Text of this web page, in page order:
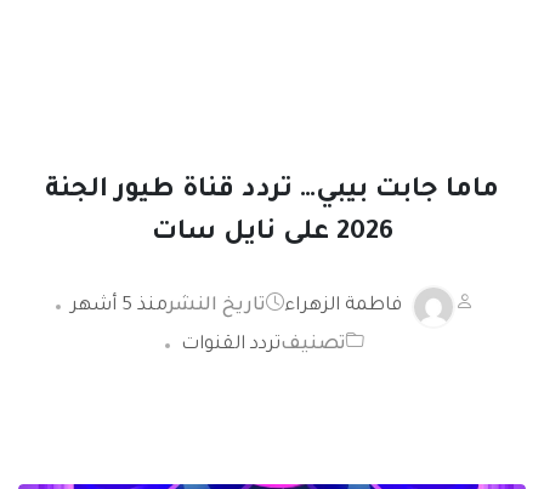
ماما جابت بيبي… تردد قناة طيور الجنة
2026 على نايل سات
فاطمة الزهراء تاريخ النشرمنذ 5 أشهر
تصنيفتردد القنوات